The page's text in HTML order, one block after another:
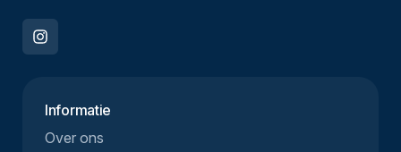
Informatie
Over ons